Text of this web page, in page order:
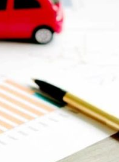
est
le
barème
revenus
2024?